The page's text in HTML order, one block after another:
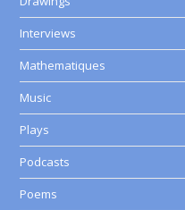
Interviews
Mathematiques
Music
Plays
Podcasts
Poems